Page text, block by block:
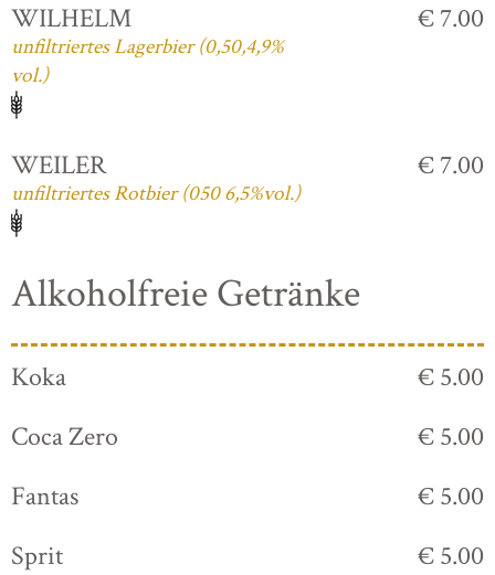
WILHELM
unfiltriertes Lagerbier (0,50,4,9%
vol.)
€ 7.00
WEILER
unfiltriertes Rotbier (050 6,5%vol.)
€ 7.00
Alkoholfreie Getränke
Koka
€ 5.00
Coca Zero
€ 5.00
Fantas
€ 5.00
Sprit
€ 5.00